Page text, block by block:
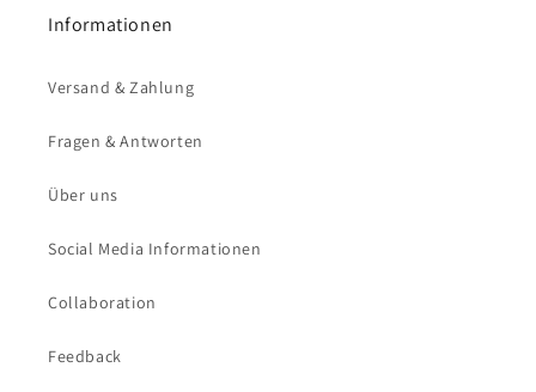
Informationen
Versand & Zahlung
Fragen & Antworten
Über uns
Social Media Informationen
Collaboration
Feedback